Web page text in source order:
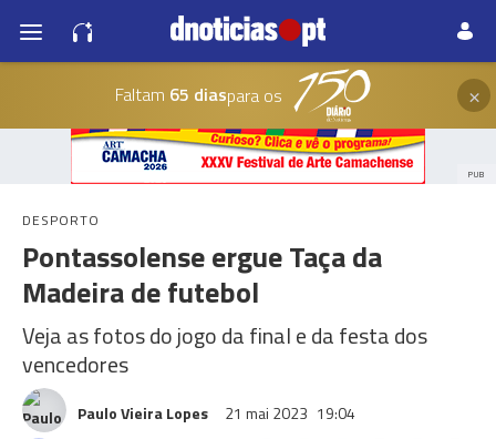
Faltam 65 diaspara os ×
PUB
DESPORTO
Pontassolense ergue Taça da
Madeira de futebol
Veja as fotos do jogo da final e da festa dos
vencedores
Paulo Vieira Lopes 21 mai 2023 19:04